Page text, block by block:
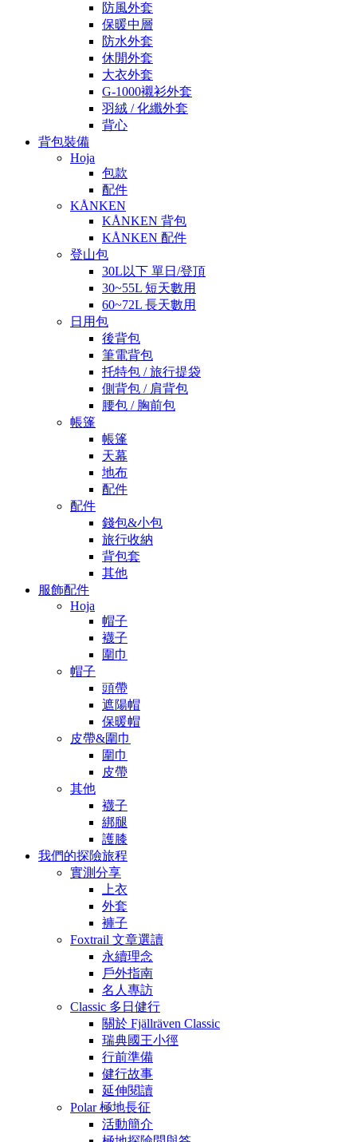
防風外套
保暖中層
防水外套
休閒外套
大衣外套
G-1000襯衫外套
羽絨 / 化纖外套
背心
背包裝備
Hoja
包款
配件
KÅNKEN
KÅNKEN 背包
KÅNKEN 配件
登山包
30L以下 單日/登頂
30~55L 短天數用
60~72L 長天數用
日用包
後背包
筆電背包
托特包 / 旅行提袋
側背包 / 肩背包
腰包 / 胸前包
帳篷
帳篷
天幕
地布
配件
配件
錢包&小包
旅行收納
背包套
其他
服飾配件
Hoja
帽子
襪子
圍巾
帽子
頭帶
遮陽帽
保暖帽
皮帶&圍巾
圍巾
皮帶
其他
襪子
綁腿
護膝
我們的探險旅程
實測分享
上衣
外套
褲子
Foxtrail 文章選讀
永續理念
戶外指南
名人專訪
Classic 多日健行
關於 Fjällräven Classic
瑞典國王小徑
行前準備
健行故事
延伸閱讀
Polar 極地長征
活動簡介